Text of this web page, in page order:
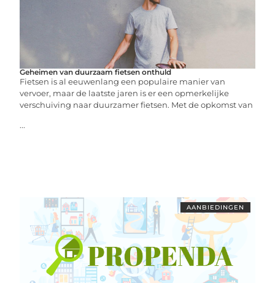
Geheimen van duurzaam fietsen onthuld
Fietsen is al eeuwenlang een populaire manier van
vervoer, maar de laatste jaren is er een opmerkelijke
verschuiving naar duurzamer fietsen. Met de opkomst van
...
AANBIEDINGEN